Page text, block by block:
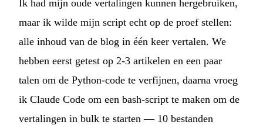
Ik had mijn oude vertalingen kunnen hergebruiken,
maar ik wilde mijn script echt op de proef stellen:
alle inhoud van de blog in één keer vertalen. We
hebben eerst getest op 2-3 artikelen en een paar
talen om de Python-code te verfijnen, daarna vroeg
ik Claude Code om een bash-script te maken om de
vertalingen in bulk te starten — 10 bestanden